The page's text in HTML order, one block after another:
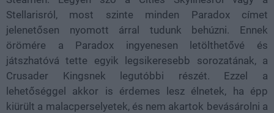
Stellarisról, most szinte minden Paradox címet
jelenetősen nyomott árral tudunk behúzni. Ennek
örömére a Paradox ingyenesen letölthetővé és
játszhatóvá tette egyik legsikeresebb sorozatának, a
Crusader Kingsnek legutóbbi részét. Ezzel a
lehetőséggel akkor is érdemes lesz élnetek, ha épp
kiürült a malacperselyetek, és nem akartok bevásárolni a